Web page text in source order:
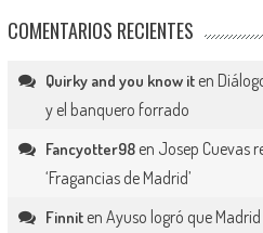
COMENTARIOS RECIENTES
Quirky and you know iten
y el banquero forrado
Fancyotter98en Josep Cuevas
‘Fragancias de Madrid’
Finniten Ayuso logró que